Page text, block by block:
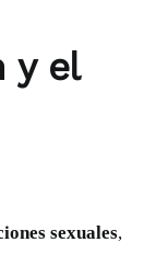
y el
sexuales,